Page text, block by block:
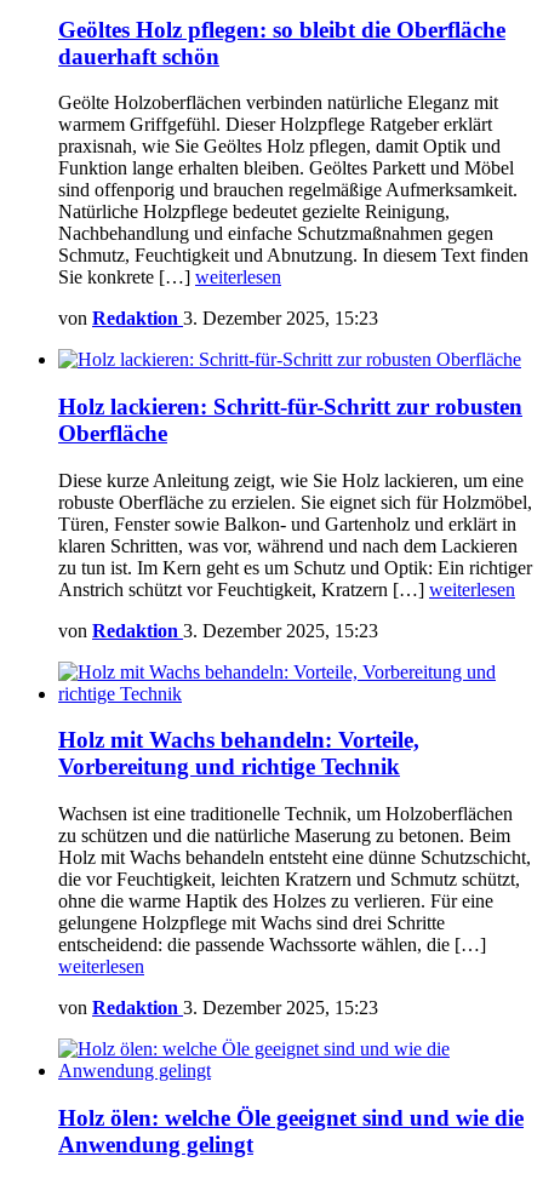
Geöltes Holz pflegen: so bleibt die Oberfläche
dauerhaft schön
Geölte Holzoberflächen verbinden natürliche Eleganz mit
warmem Griffgefühl. Dieser Holzpflege Ratgeber erklärt
praxisnah, wie Sie Geöltes Holz pflegen, damit Optik und
Funktion lange erhalten bleiben. Geöltes Parkett und Möbel
sind offenporig und brauchen regelmäßige Aufmerksamkeit.
Natürliche Holzpflege bedeutet gezielte Reinigung,
Nachbehandlung und einfache Schutzmaßnahmen gegen
Schmutz, Feuchtigkeit und Abnutzung. In diesem Text finden
Sie konkrete […] weiterlesen
von Redaktion 3. Dezember 2025, 15:23
Holz lackieren: Schritt-für-Schritt zur robusten
Oberfläche
Diese kurze Anleitung zeigt, wie Sie Holz lackieren, um eine
robuste Oberfläche zu erzielen. Sie eignet sich für Holzmöbel,
Türen, Fenster sowie Balkon- und Gartenholz und erklärt in
klaren Schritten, was vor, während und nach dem Lackieren
zu tun ist. Im Kern geht es um Schutz und Optik: Ein richtiger
Anstrich schützt vor Feuchtigkeit, Kratzern […] weiterlesen
von Redaktion 3. Dezember 2025, 15:23
Holz mit Wachs behandeln: Vorteile,
Vorbereitung und richtige Technik
Wachsen ist eine traditionelle Technik, um Holzoberflächen
zu schützen und die natürliche Maserung zu betonen. Beim
Holz mit Wachs behandeln entsteht eine dünne Schutzschicht,
die vor Feuchtigkeit, leichten Kratzern und Schmutz schützt,
ohne die warme Haptik des Holzes zu verlieren. Für eine
gelungene Holzpflege mit Wachs sind drei Schritte
entscheidend: die passende Wachssorte wählen, die […]
weiterlesen
von Redaktion 3. Dezember 2025, 15:23
Holz ölen: welche Öle geeignet sind und wie die
Anwendung gelingt